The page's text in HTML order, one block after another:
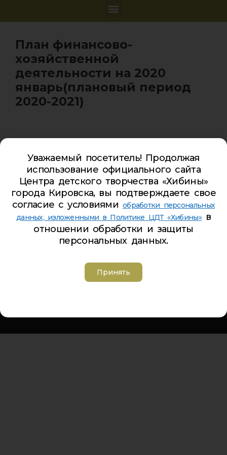
План финансово-
хозяйственной
деятельности на 2020
январь(плановый период
2020-2021)
Карта сайта
Обратная связь
Гостевая книга
Турбаза ЦДТ «ХИБИНЫ»
Телефон Ленина 5: 5-44-85
Телефон Ленина 9а:4-84-99
Телефон Советская 8:
Адрес электронной почты: inbox@cdt-khibiny.ru
Уважаемый посетитель! Продолжая
использование официального сайта
Центра детского творчества «Хибины»
города Кировска, вы подтверждаете свое
согласие с условиями обработки персональных
данных, изложенными в Политике ЦДТ «Хибины»в
отношении обработки и защиты
персональных данных.
Принять